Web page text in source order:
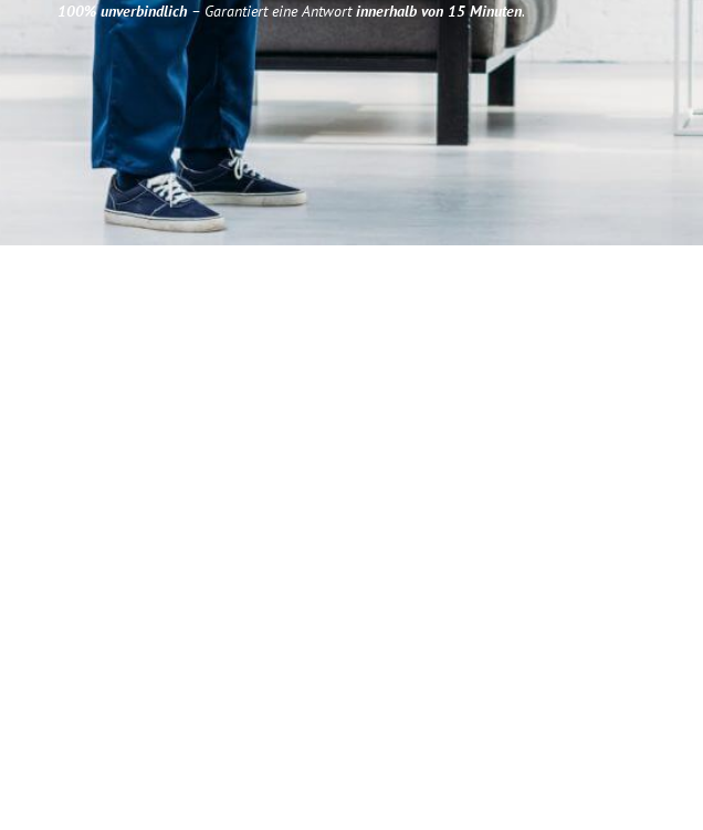
100% unverbindlich– Garantiert eine Antwortinnerhalb von 15 Minuten.